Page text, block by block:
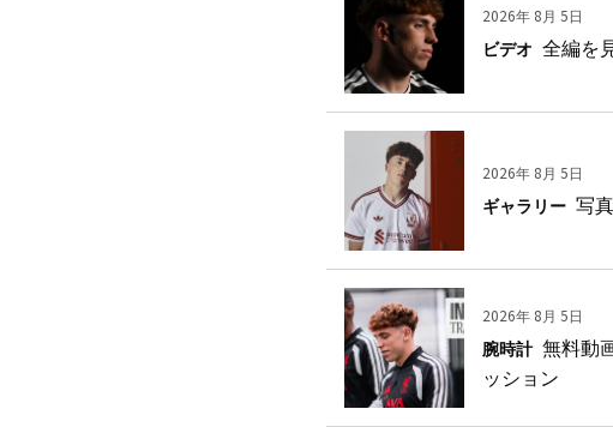
2026年 8月 5日
ビデオ 全編を
2026年 8月 5日
ギャラリー 写
2026年 8月 5日
腕時計 無料動
ッション